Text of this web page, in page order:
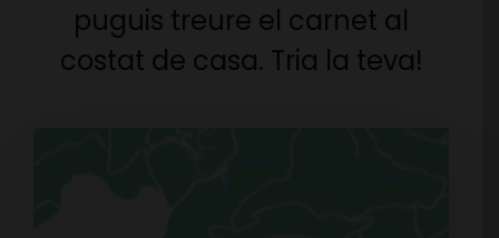
puguis treure el carnet al
costat de casa. Tria la teva!